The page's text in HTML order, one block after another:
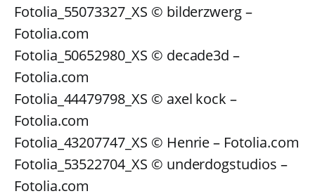
Fotolia_55073327_XS © bilderzwerg –
Fotolia.com
Fotolia_50652980_XS © decade3d –
Fotolia.com
Fotolia_44479798_XS © axel kock –
Fotolia.com
Fotolia_43207747_XS © Henrie – Fotolia.com
Fotolia_53522704_XS © underdogstudios –
Fotolia.com